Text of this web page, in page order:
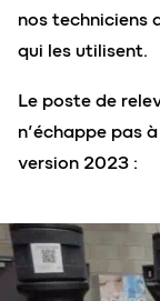
nos techniciens
qui les utilisent.
Le poste de
n’échappe pas
version 2023 :